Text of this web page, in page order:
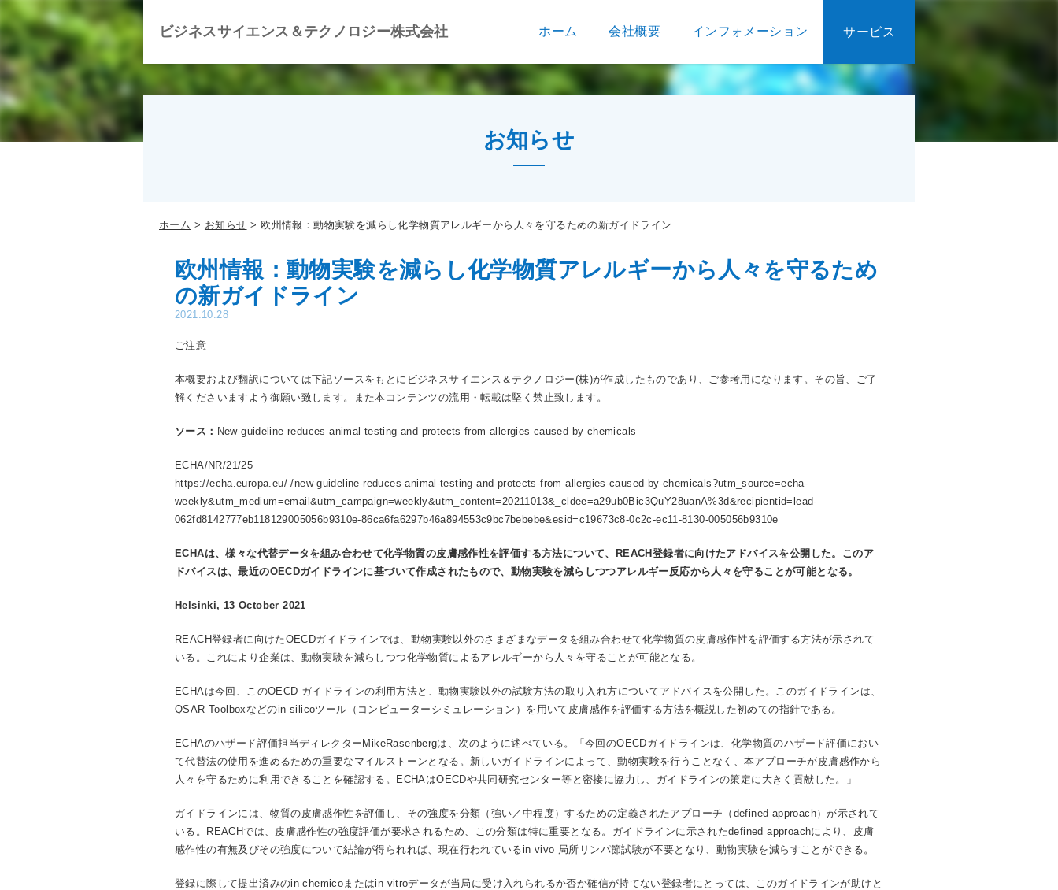
ビジネスサイエンス＆テクノロジー株式会社 ホーム 会社概要 インフォメーション サービス
お知らせ
ホーム お知らせ 欧州情報：動物実験を減らし化学物質アレルギーから人々を守るための新ガイドライン
欧州情報：動物実験を減らし化学物質アレルギーから人々を守るため
の新ガイドライン
2021.10.28
ご注意
本概要および翻訳については下記ソースをもとにビジネスサイエンス＆テクノロジー(株)が作成したものであり、ご参考用になります。その旨、ご了
解くださいますよう御願い致します。また本コンテンツの流用・転載は堅く禁止致します。
ソース： New guideline reduces animal testing and protects from allergies caused by chemicals
ECHA/NR/21/25
https://echa.europa.eu/-/new-guideline-reduces-animal-testing-and-protects-from-allergies-caused-by-chemicals?utm_source=echa-
weekly&utm_medium=email&utm_campaign=weekly&utm_content=20211013&_cldee=a29ub0Bic3QuY28uanA%3d&recipientid=lead-
062fd8142777eb118129005056b9310e-86ca6fa6297b46a894553c9bc7bebebe&esid=c19673c8-0c2c-ec11-8130-005056b9310e
ECHAは、様々な代替データを組み合わせて化学物質の皮膚感作性を評価する方法について、 REACH 登録者に向けたアドバイスを公開した。このア
ドバイスは、最近のOECDガイドラインに基づいて作成されたもので、動物実験を減らしつつアレルギー反応から人々を守ることが可能となる。
Helsinki, 13 October 2021
REACH登録者に向けたOECDガイドラインでは、動物実験以外のさまざまなデータを組み合わせて化学物質の皮膚感作性を評価する方法が示されて
いる。これにより企業は、動物実験を減らしつつ化学物質によるアレルギーから人々を守ることが可能となる。
ECHAは今回、このOECD ガイドラインの利用方法と、動物実験以外の試験方法の取り入れ方についてアドバイスを公開した。このガイドラインは、
QSAR Toolboxなどのin silicoツール（コンピューターシミュレーション）を用いて皮膚感作を評価する方法を概説した初めての指針である。
ECHAのハザード評価担当ディレクターMikeRasenbergは、次のように述べている。「今回のOECDガイドラインは、化学物質のハザード評価におい
て代替法の使用を進めるための重要なマイルストーンとなる。新しいガイドラインによって、動物実験を行うことなく、本アプローチが皮膚感作から
人々を守るために利用できることを確認する。ECHAはOECDや共同研究センター等と密接に協力し、ガイドラインの策定に大きく貢献した。」
ガイドラインには、物質の皮膚感作性を評価し、その強度を分類（強い／中程度）するための定義されたアプローチ（defined approach）が示されて
いる。REACHでは、皮膚感作性の強度評価が要求されるため、この分類は特に重要となる。ガイドラインに示されたdefined approachにより、皮膚
感作性の有無及びその強度について結論が得られれば、現在行われているin vivo 局所リンパ節試験が不要となり、動物実験を減らすことができる。
登録に際して提出済みのin chemicoまたはin vitroデータが当局に受け入れられるか否か確信が持てない登録者にとっては、このガイドラインが助けと